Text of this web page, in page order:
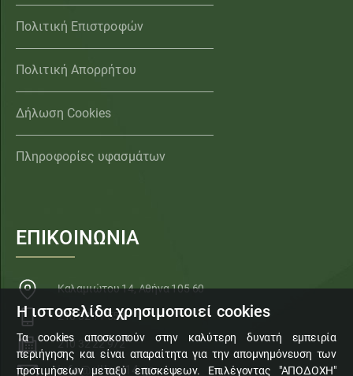
Πολιτική Επιστροφών
Πολιτική Απορρήτου
Δήλωση Cookies
Πληροφορίες υφασμάτων
ΕΠΙΚΟΙΝΩΝΙΑ
Καλαμιώτου 14, Αθήνα 105 60
210 32 11 553
210 32 22 972
info@sillogi14.gr
Η ιστοσελίδα χρησιμοποιεί cookies
Τα cookies αποσκοπούν στην καλύτερη δυνατή εμπειρία
περιήγησης και είναι απαραίτητα για την απομνημόνευση των
προτιμήσεων μεταξύ επισκέψεων. Επιλέγοντας "ΑΠΟΔΟΧΗ"